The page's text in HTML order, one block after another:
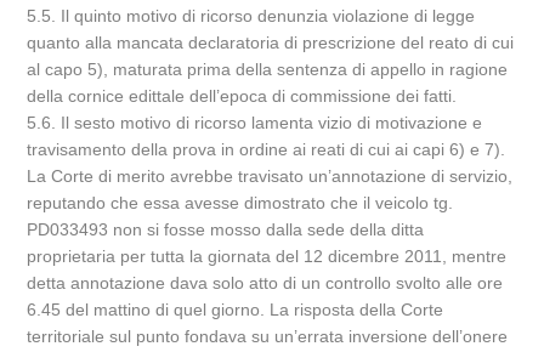
5.5. Il quinto motivo di ricorso denunzia violazione di legge
quanto alla mancata declaratoria di prescrizione del reato di cui
al capo 5), maturata prima della sentenza di appello in ragione
della cornice edittale dell’epoca di commissione dei fatti.
5.6. Il sesto motivo di ricorso lamenta vizio di motivazione e
travisamento della prova in ordine ai reati di cui ai capi 6) e 7).
La Corte di merito avrebbe travisato un’annotazione di servizio,
reputando che essa avesse dimostrato che il veicolo tg.
PD033493 non si fosse mosso dalla sede della ditta
proprietaria per tutta la giornata del 12 dicembre 2011, mentre
detta annotazione dava solo atto di un controllo svolto alle ore
6.45 del mattino di quel giorno. La risposta della Corte
territoriale sul punto fondava su un’errata inversione dell’onere